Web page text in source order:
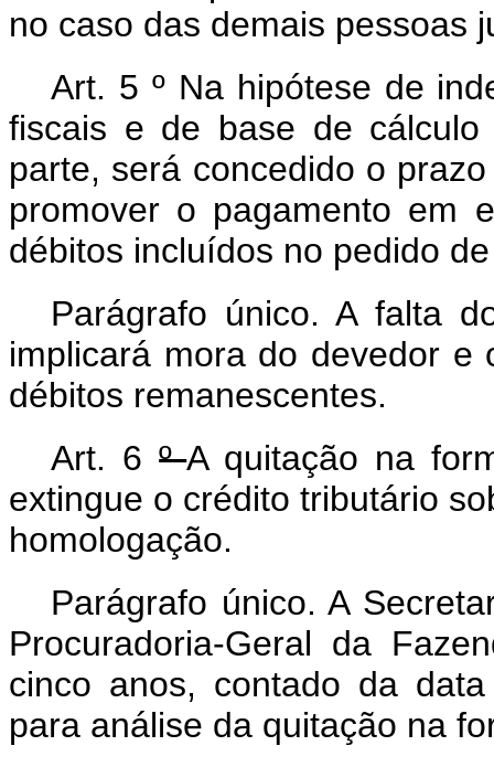
no caso das demais pessoas
Art. 5 º Na hipótese de
fiscais e de base de
parte, será concedido o
promover o pagamento em
débitos incluídos no pedido
Parágrafo único. A falta
implicará mora do devedor e
débitos remanescentes.
Art. 6ºA quitação na
extingue o crédito tributário
homologação.
Parágrafo único. A
Procuradoria-Geral da
cinco anos, contado da
para análise da quitação na